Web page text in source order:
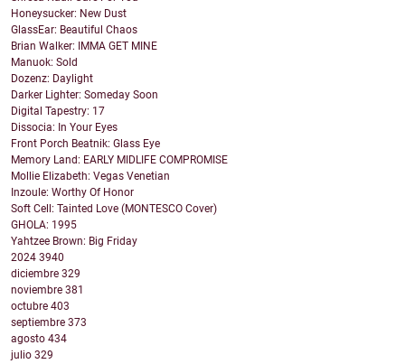
Honeysucker: New Dust
GlassEar: Beautiful Chaos
Brian Walker: IMMA GET MINE
Manuok: Sold
Dozenz: Daylight
Darker Lighter: Someday Soon
Digital Tapestry: 17
Dissocia: In Your Eyes
Front Porch Beatnik: Glass Eye
Memory Land: EARLY MIDLIFE COMPROMISE
Mollie Elizabeth: Vegas Venetian
Inzoule: Worthy Of Honor
Soft Cell: Tainted Love (MONTESCO Cover)
GHOLA: 1995
Yahtzee Brown: Big Friday
2024 3940
diciembre 329
noviembre 381
octubre 403
septiembre 373
agosto 434
julio 329